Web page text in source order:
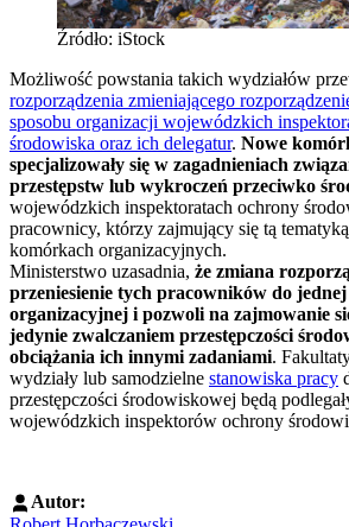
Źródło: iStock
Możliwość powstania takich wydziałów
rozporządzenia zmieniającego
sposobu organizacji wojewódzkich
środowiska oraz ich delegatur. Nowe
specjalizowały się w zagadnieniach
przestępstw lub wykroczeń przeciwko
wojewódzkich inspektoratach ochrony
pracownicy, którzy zajmujący się tą
komórkach organizacyjnych.
Ministerstwo uzasadnia, że zmiana
przeniesienie tych pracowników do
organizacyjnej i pozwoli na zajmowanie
jedynie zwalczaniem przestępczości
obciążania ich innymi zadaniami.
wydziały lub samodzielne stanowiska pracy
przestępczości środowiskowej będą
wojewódzkich inspektorów ochrony
Autor: